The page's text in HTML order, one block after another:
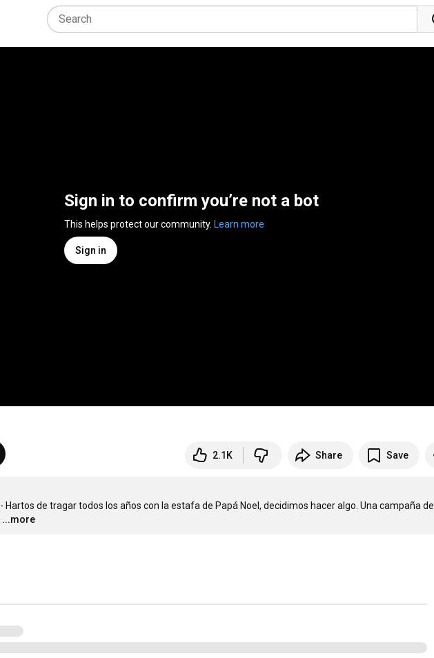
Sign in to confirm you’re not a bot
This helps protect our community. Learn more
Sign in
2.1K Share Save
- Hartos de tragar todos los años con la estafa de Papá Noel, decidimos hacer algo. Una campaña de
...more